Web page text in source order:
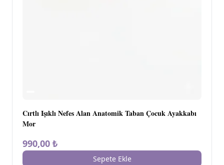
Cırtlı Işıklı Nefes Alan Anatomik Taban Çocuk Ayakkabı
Mor
990,00 ₺
Sepete Ekle